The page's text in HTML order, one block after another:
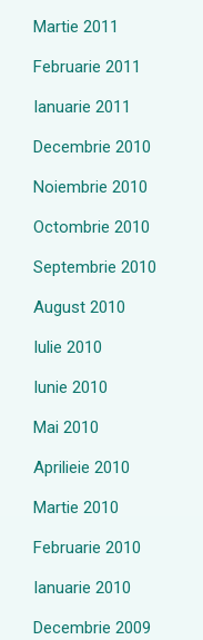
Martie 2011
Februarie 2011
Ianuarie 2011
Decembrie 2010
Noiembrie 2010
Octombrie 2010
Septembrie 2010
August 2010
Iulie 2010
Iunie 2010
Mai 2010
Aprilieie 2010
Martie 2010
Februarie 2010
Ianuarie 2010
Decembrie 2009